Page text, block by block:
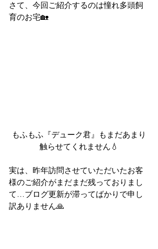
さて、今回ご紹介するのは憧れ多頭飼
育のお宅🏡
もふもふ『デューク君』もまだあまり
触らせてくれません💧
実は、昨年訪問させていただいたお客
様のご紹介がまだまだ残っておりまし
て…ブログ更新が滞ってばかりで申し
訳ありません🙏